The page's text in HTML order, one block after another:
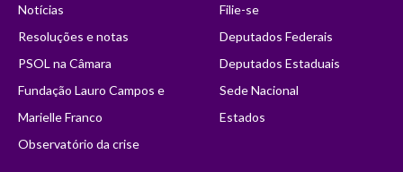
Notícias
Resoluções e notas
PSOL na Câmara
Fundação Lauro Campos e
Marielle Franco
Observatório da crise
Filie-se
Deputados Federais
Deputados Estaduais
Sede Nacional
Estados